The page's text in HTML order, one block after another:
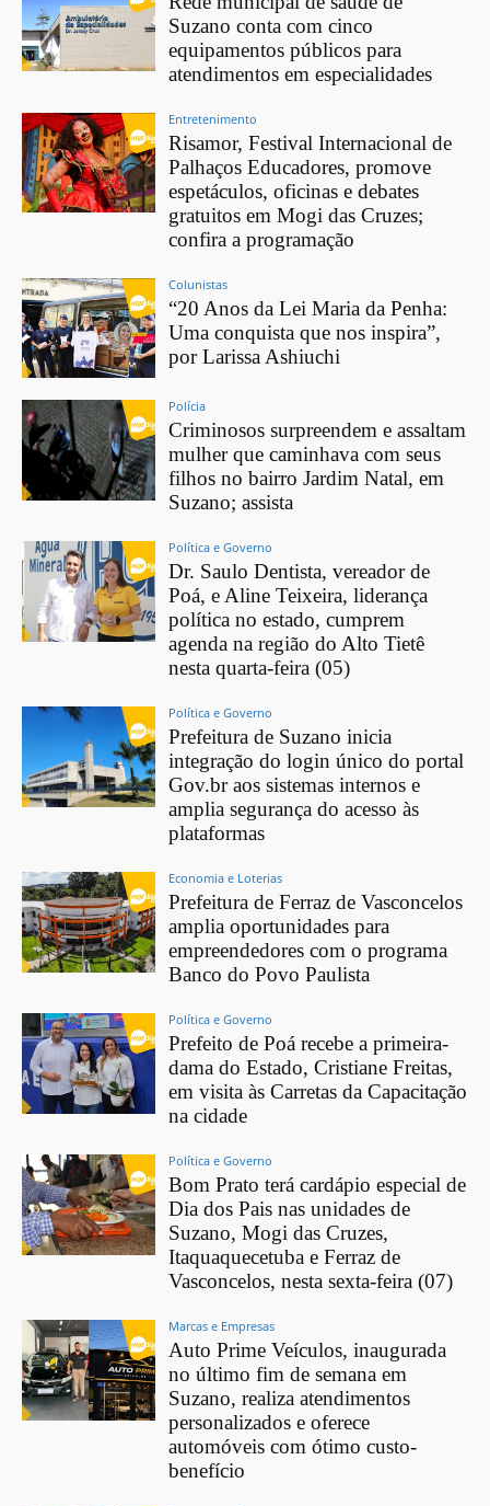
Suzano conta com cinco
equipamentos públicos para
atendimentos em especialidades
Entretenimento
Risamor, Festival Internacional de
Palhaços Educadores, promove
espetáculos, oficinas e debates
gratuitos em Mogi das Cruzes;
confira a programação
Colunistas
“20 Anos da Lei Maria da Penha:
Uma conquista que nos inspira”,
por Larissa Ashiuchi
Polícia
Criminosos surpreendem e assaltam
mulher que caminhava com seus
filhos no bairro Jardim Natal, em
Suzano; assista
Política e Governo
Dr. Saulo Dentista, vereador de
Poá, e Aline Teixeira, liderança
política no estado, cumprem
agenda na região do Alto Tietê
nesta quarta-feira (05)
Política e Governo
Prefeitura de Suzano inicia
integração do login único do portal
Gov.br aos sistemas internos e
amplia segurança do acesso às
plataformas
Economia e Loterias
Prefeitura de Ferraz de Vasconcelos
amplia oportunidades para
empreendedores com o programa
Banco do Povo Paulista
Política e Governo
Prefeito de Poá recebe a primeira-
dama do Estado, Cristiane Freitas,
em visita às Carretas da Capacitação
na cidade
Política e Governo
Bom Prato terá cardápio especial de
Dia dos Pais nas unidades de
Suzano, Mogi das Cruzes,
Itaquaquecetuba e Ferraz de
Vasconcelos, nesta sexta-feira (07)
Marcas e Empresas
Auto Prime Veículos, inaugurada
no último fim de semana em
Suzano, realiza atendimentos
personalizados e oferece
automóveis com ótimo custo-
benefício